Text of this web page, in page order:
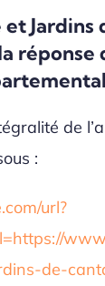
et Jardins
réponse
de
:
url?
de-